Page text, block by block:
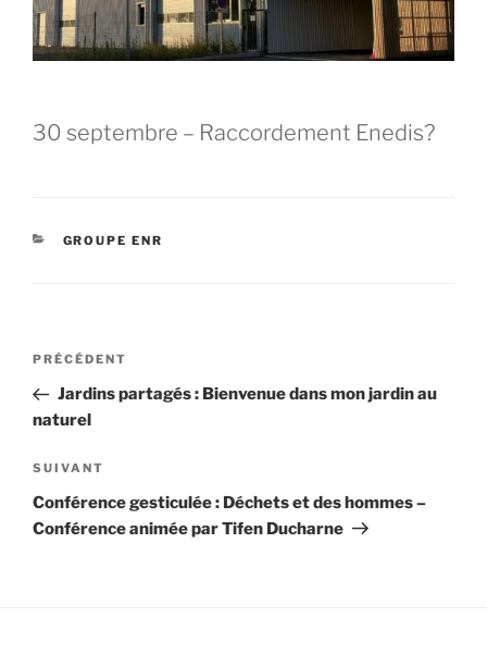
30 septembre – Raccordement Enedis?
CATÉGORIES
GROUPE ENR
Navigation
l’article
Article
précédent
PRÉCÉDENT
Jardins partagés : Bienvenue dans mon jardin au
naturel
Article
suivant
SUIVANT
Conférence gesticulée : Déchets et des hommes –
Conférence animée par Tifen Ducharne